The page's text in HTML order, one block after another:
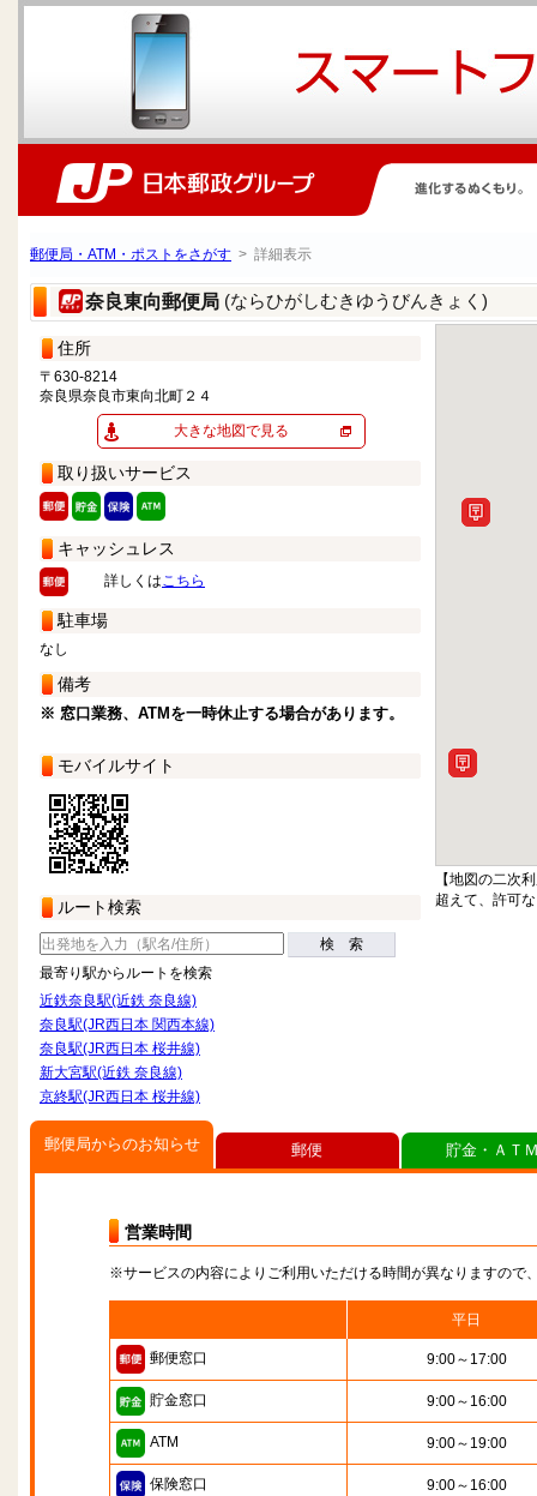
郵便局・ATM・ポストをさがす > 詳細表示
奈良東向郵便局 (ならひがしむきゆうびんきょく)
住所
〒630-8214
奈良県奈良市東向北町２４
大きな地図で見る
取り扱いサービス
キャッシュレス
詳しくはこちら
駐車場
なし
備考
※ 窓口業務、ATMを一時休止する場合があります。
モバイルサイト
ルート検索
検 索
最寄り駅からルートを検索
近鉄奈良駅(近鉄 奈良線)
奈良駅(JR西日本 関西本線)
奈良駅(JR西日本 桜井線)
新大宮駅(近鉄 奈良線)
京終駅(JR西日本 桜井線)
【地図の二次
超えて、許可
郵便局からのお知らせ
営業時間
※サービスの内容によりご利用いただける時間が異なりますので
平日
郵便窓口 9:00～17:00
貯金窓口 9:00～16:00
ATM 9:00～19:00
保険窓口 9:00～16:00
郵便 貯金・ＡＴ